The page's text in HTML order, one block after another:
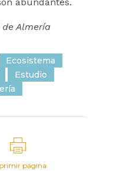
Almería
Ecosistema
Estudio
página